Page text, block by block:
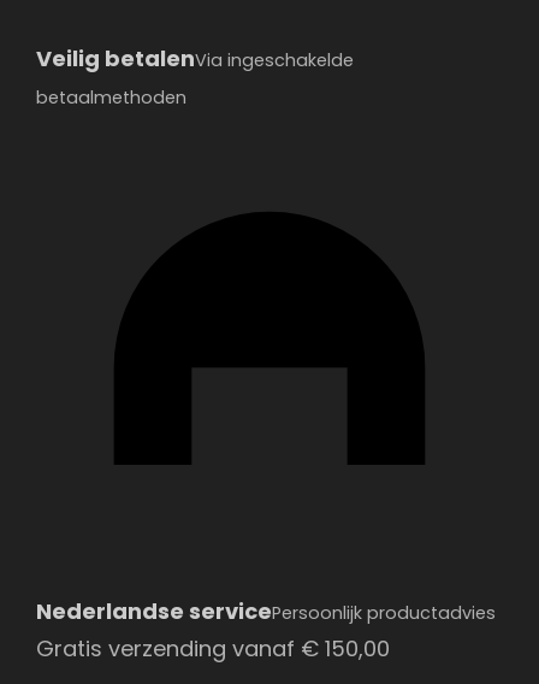
Veilig betalenVia ingeschakelde
betaalmethoden
Nederlandse servicePersoonlijk productadvies
Gratis verzending vanaf € 150,00